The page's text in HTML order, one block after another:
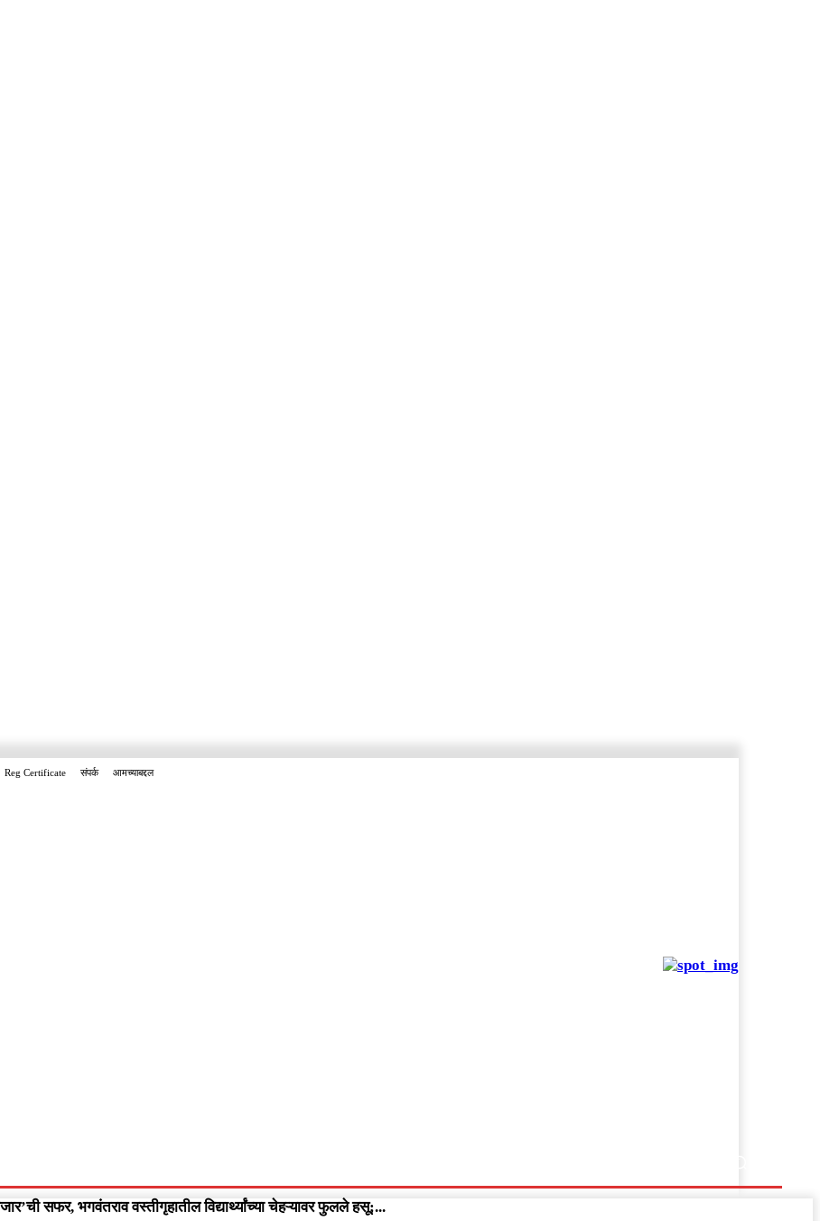
Reg Certificate संपर्क आमच्याबद्दल
सफर, भगवंतराव वस्तीगृहातील विद्यार्थ्यांच्या चेहऱ्यावर फुलले हसू;...